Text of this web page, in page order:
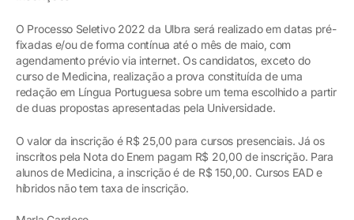
O Processo Seletivo 2022 da Ulbra será realizado em datas pré-
fixadas e/ou de forma contínua até o mês de maio, com
agendamento prévio via internet. Os candidatos, exceto do
curso de Medicina, realização a prova constituída de uma
redação em Língua Portuguesa sobre um tema escolhido a partir
de duas propostas apresentadas pela Universidade.
O valor da inscrição é R$ 25,00 para cursos presenciais. Já os
inscritos pela Nota do Enem pagam R$ 20,00 de inscrição. Para
alunos de Medicina, a inscrição é de R$ 150,00. Cursos EAD e
híbridos não tem taxa de inscrição.